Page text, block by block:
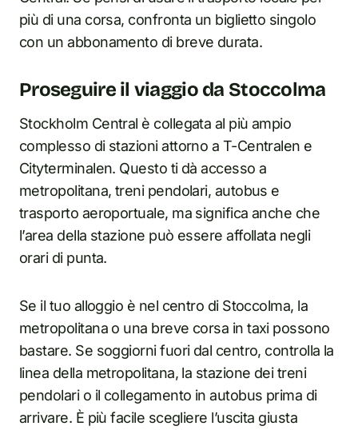
più di una corsa, confronta un biglietto singolo
con un abbonamento di breve durata.
Proseguire il viaggio da Stoccolma
Stockholm Central è collegata al più ampio
complesso di stazioni attorno a T-Centralen e
Cityterminalen. Questo ti dà accesso a
metropolitana, treni pendolari, autobus e
trasporto aeroportuale, ma significa anche che
l’area della stazione può essere affollata negli
orari di punta.
Se il tuo alloggio è nel centro di Stoccolma, la
metropolitana o una breve corsa in taxi possono
bastare. Se soggiorni fuori dal centro, controlla la
linea della metropolitana, la stazione dei treni
pendolari o il collegamento in autobus prima di
arrivare. È più facile scegliere l’uscita giusta